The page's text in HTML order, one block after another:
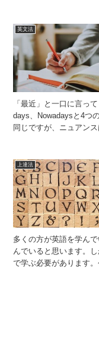
英文法
「最近」と一口に言っ
days、Nowadaysと4つ
同じですが、ニュアン
上達法
多くの方が英語を学ん
んでいると思います。
で学ぶ必要があります